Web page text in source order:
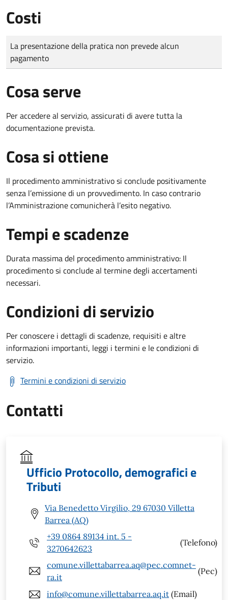
Costi
Tipo di pagamento
Importo
La presentazione della pratica non prevede alcun
pagamento
Cosa serve
Per accedere al servizio, assicurati di avere tutta la
documentazione prevista.
Cosa si ottiene
Il procedimento amministrativo si conclude positivamente
senza l’emissione di un provvedimento. In caso contrario
l’Amministrazione comunicherà l’esito negativo.
Tempi e scadenze
Durata massima del procedimento amministrativo: Il
procedimento si conclude al termine degli accertamenti
necessari.
Condizioni di servizio
Per conoscere i dettagli di scadenze, requisiti e altre
informazioni importanti, leggi i termini e le condizioni di
servizio.
Termini e condizioni di servizio
Contatti
Ufficio Protocollo, demografici e
Tributi
Via Benedetto Virgilio, 29 67030 Villetta
Barrea (AQ)
+39 0864 89134 int. 5 -
3270642623
(Telefono)
comune.villettabarrea.aq@pec.comnet-
ra.it
(Pec)
info@comune.villettabarrea.aq.it (Email)